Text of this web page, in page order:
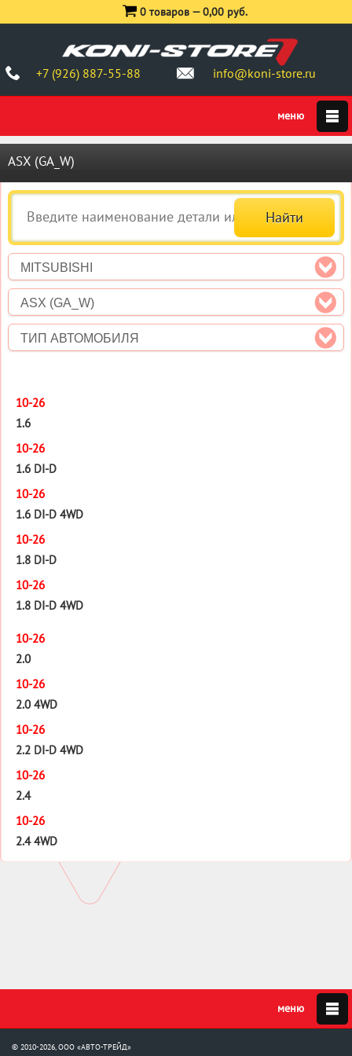
+7 (926) 887-55-88 info@koni-store.ru
0 товаров —0,00 руб.
ASX (GA_W)
MITSUBISHI
ASX (GA_W)
ТИП АВТОМОБИЛЯ
10-26
1.6
10-26
1.6 DI-D
10-26
1.6 DI-D 4WD
10-26
1.8 DI-D
10-26
1.8 DI-D 4WD
10-26
2.0
10-26
2.0 4WD
10-26
2.2 DI-D 4WD
10-26
2.4
10-26
2.4 4WD
© 2010-2026, ООО «АВТО-ТРЕЙД»